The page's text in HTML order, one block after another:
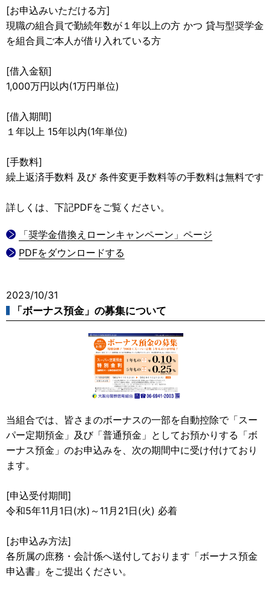
[お申込みいただける方]
現職の組合員で勤続年数が１年以上の方 かつ 貸与型奨学金
を組合員ご本人が借り入れている方
[借入金額]
1,000万円以内(1万円単位)
[借入期間]
１年以上 15年以内(1年単位)
[手数料]
繰上返済手数料 及び 条件変更手数料等の手数料は無料です
詳しくは、下記PDFをご覧ください。
「奨学金借換えローンキャンペーン」ページ
PDFをダウンロードする
2023/10/31
「ボーナス預金」の募集について
当組合では、皆さまのボーナスの一部を自動控除で「スー
パー定期預金」及び「普通預金」としてお預かりする「ボ
ーナス預金」のお申込みを、次の期間中に受け付けており
ます。
[申込受付期間]
令和5年11月1日(水)～11月21日(火) 必着
[お申込み方法]
各所属の庶務・会計係へ送付しております「ボーナス預金
申込書」をご提出ください。